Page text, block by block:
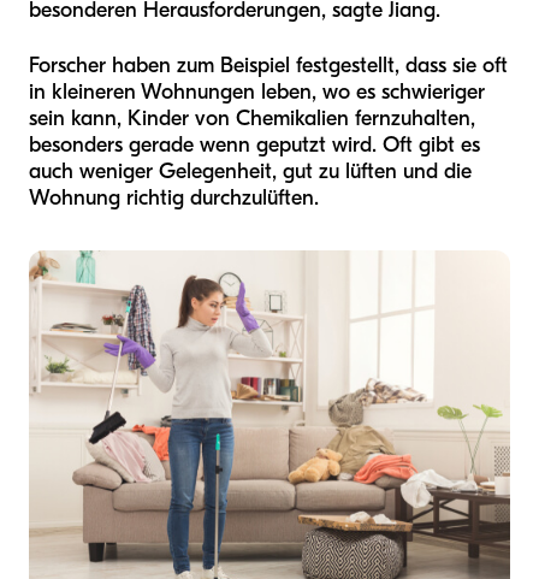
besonderen Herausforderungen, sagte Jiang.
Forscher haben zum Beispiel festgestellt, dass sie oft
in kleineren Wohnungen leben, wo es schwieriger
sein kann, Kinder von Chemikalien fernzuhalten,
besonders gerade wenn geputzt wird. Oft gibt es
auch weniger Gelegenheit, gut zu lüften und die
Wohnung richtig durchzulüften.